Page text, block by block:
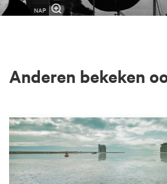
NAP
Anderen bekeken